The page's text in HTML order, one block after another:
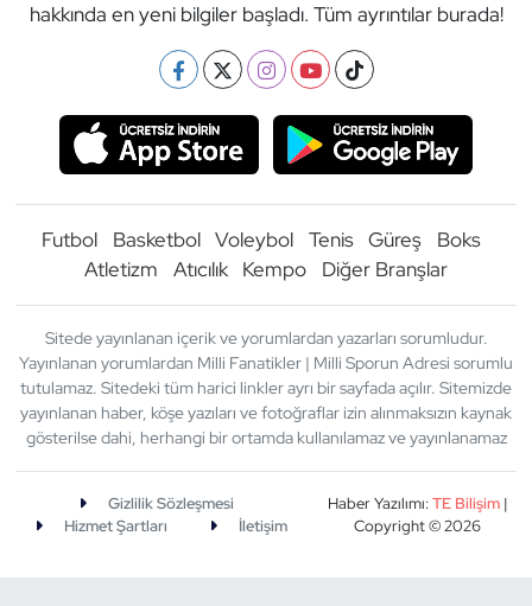
hakkında en yeni bilgiler başladı. Tüm ayrıntılar burada!
Futbol Basketbol Voleybol Tenis Güreş
Boks
Atletizm
Atıcılık Kempo Diğer Branşlar
Sitede yayınlanan içerik ve yorumlardan yazarları sorumludur.
Yayınlanan yorumlardan Milli Fanatikler | Milli Sporun Adresi sorumlu
tutulamaz. Sitedeki tüm harici linkler ayrı bir sayfada açılır. Sitemizde
yayınlanan haber, köşe yazıları ve fotoğraflar izin alınmaksızın kaynak
gösterilse dahi, herhangi bir ortamda kullanılamaz ve yayınlanamaz
Gizlilik Sözleşmesi
Hizmet Şartları
İletişim
Haber Yazılımı:TE Bilişim|
Copyright © 2026